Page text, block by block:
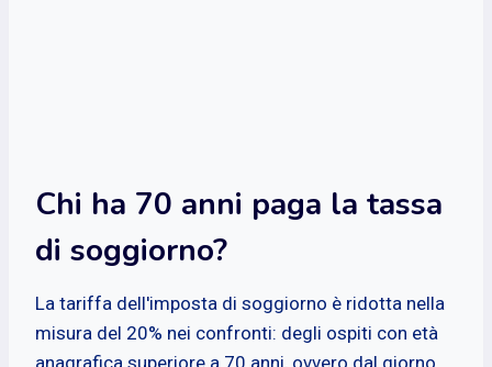
Chi ha 70 anni paga la tassa
di soggiorno?
La tariffa dell'imposta di soggiorno è ridotta nella
misura del 20% nei confronti: degli ospiti con età
anagrafica superiore a 70 anni, ovvero dal giorno